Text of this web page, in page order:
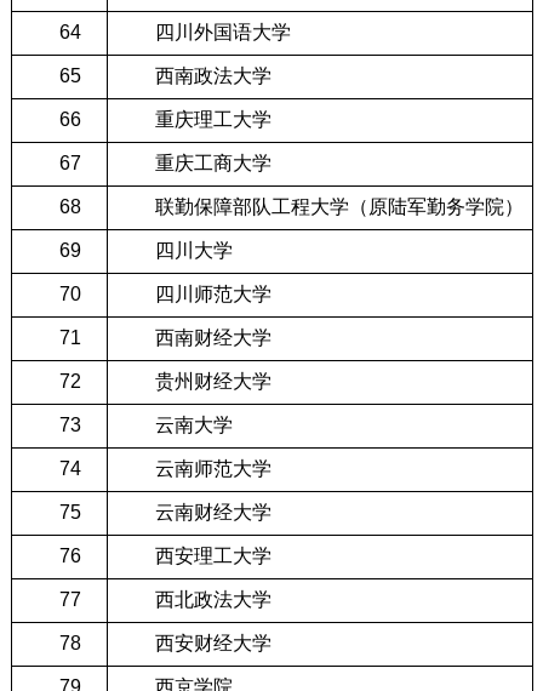
64 四川外国语大学
65 西南政法大学
66 重庆理工大学
67 重庆工商大学
68 联勤保障部队工程大学（原陆军勤务学院）
69 四川大学
70 四川师范大学
71 西南财经大学
72 贵州财经大学
73 云南大学
74 云南师范大学
75 云南财经大学
76 西安理工大学
77 西北政法大学
78 西安财经大学
79 西京学院